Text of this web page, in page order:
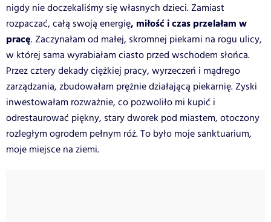
nigdy nie doczekaliśmy się własnych dzieci. Zamiast
rozpaczać, całą swoją energię, miłość i czas przelałam w
pracę. Zaczynałam od małej, skromnej piekarni na rogu ulicy,
w której sama wyrabiałam ciasto przed wschodem słońca.
Przez cztery dekady ciężkiej pracy, wyrzeczeń i mądrego
zarządzania, zbudowałam prężnie działającą piekarnię. Zyski
inwestowałam rozważnie, co pozwoliło mi kupić i
odrestaurować piękny, stary dworek pod miastem, otoczony
rozległym ogrodem pełnym róż. To było moje sanktuarium,
moje miejsce na ziemi.